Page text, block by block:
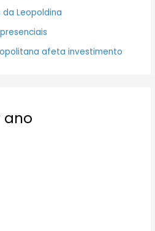
Leopoldina
afeta investimento
ano